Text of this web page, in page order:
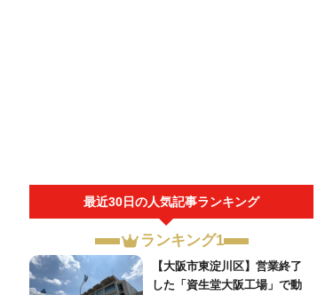
最近30日の人気記事ランキング
ランキング1
【大阪市東淀川区】営業終了
した「資生堂大阪工場」で動